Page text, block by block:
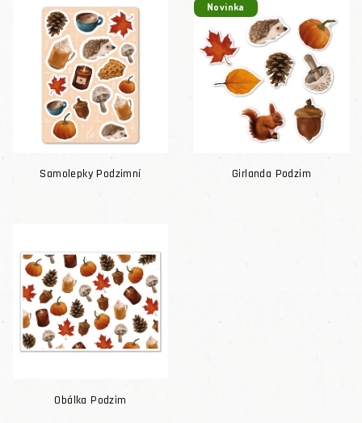
Samolepky Podzimní
Novinka
Girlanda Podzim
Obálka Podzim